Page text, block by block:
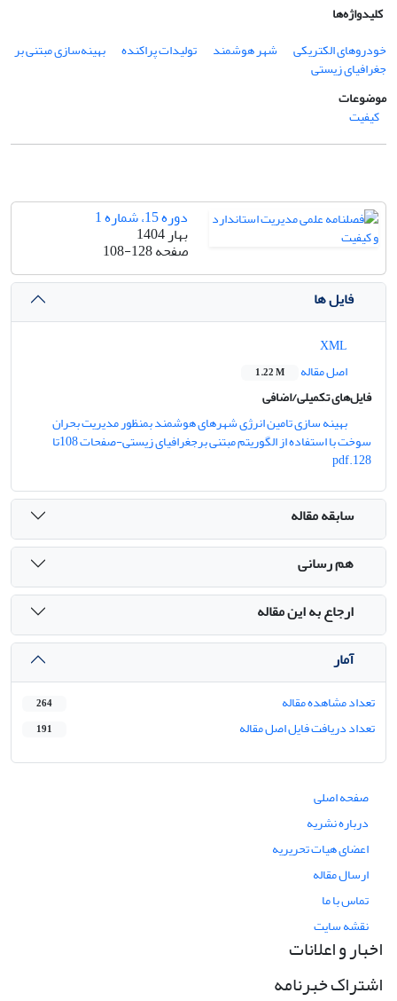
کلیدواژه‌ها
خودروهای الکتریکی
شهر هوشمند تولیدات پراکنده بهینه‌سازی مبتنی بر
جغرافیای زیستی
موضوعات
کیفیت
دوره 15، شماره 1
بهار 1404
صفحه108-128
فایل ها
اصل مقاله
1.22 M
فایل‌های تکمیلی/اضافی
بهینه سازی تامین انرژی شهرهای هوشمند بمنظور مدیریت بحران
سوخت با استفاده از الگوریتم مبتنی برجغرافیای زیستی-صفحات 108تا
128.pdf
سابقه مقاله
هم رسانی
ارجاع به این مقاله
آمار
تعداد مشاهده مقاله 264
تعداد دریافت فایل اصل مقاله 191
صفحه اصلی
درباره نشریه
اعضای هیات تحریریه
ارسال مقاله
تماس با ما
نقشه سایت
اخبار و اعلانات
اشتراک خبرنامه